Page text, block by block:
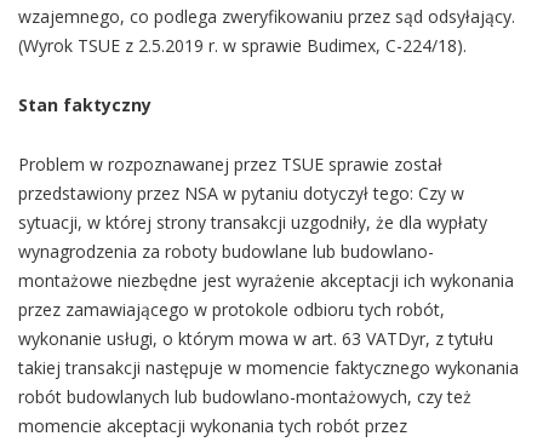
wzajemnego, co podlega zweryfikowaniu przez sąd odsyłający.
(Wyrok TSUE z 2.5.2019 r. w sprawie Budimex, C-224/18).
Stan faktyczny
Problem w rozpoznawanej przez TSUE sprawie został
przedstawiony przez NSA w pytaniu dotyczył tego: Czy w
sytuacji, w której strony transakcji uzgodniły, że dla wypłaty
wynagrodzenia za roboty budowlane lub budowlano-
montażowe niezbędne jest wyrażenie akceptacji ich wykonania
przez zamawiającego w protokole odbioru tych robót,
wykonanie usługi, o którym mowa w art. 63 VATDyr, z tytułu
takiej transakcji następuje w momencie faktycznego wykonania
robót budowlanych lub budowlano-montażowych, czy też
momencie akceptacji wykonania tych robót przez